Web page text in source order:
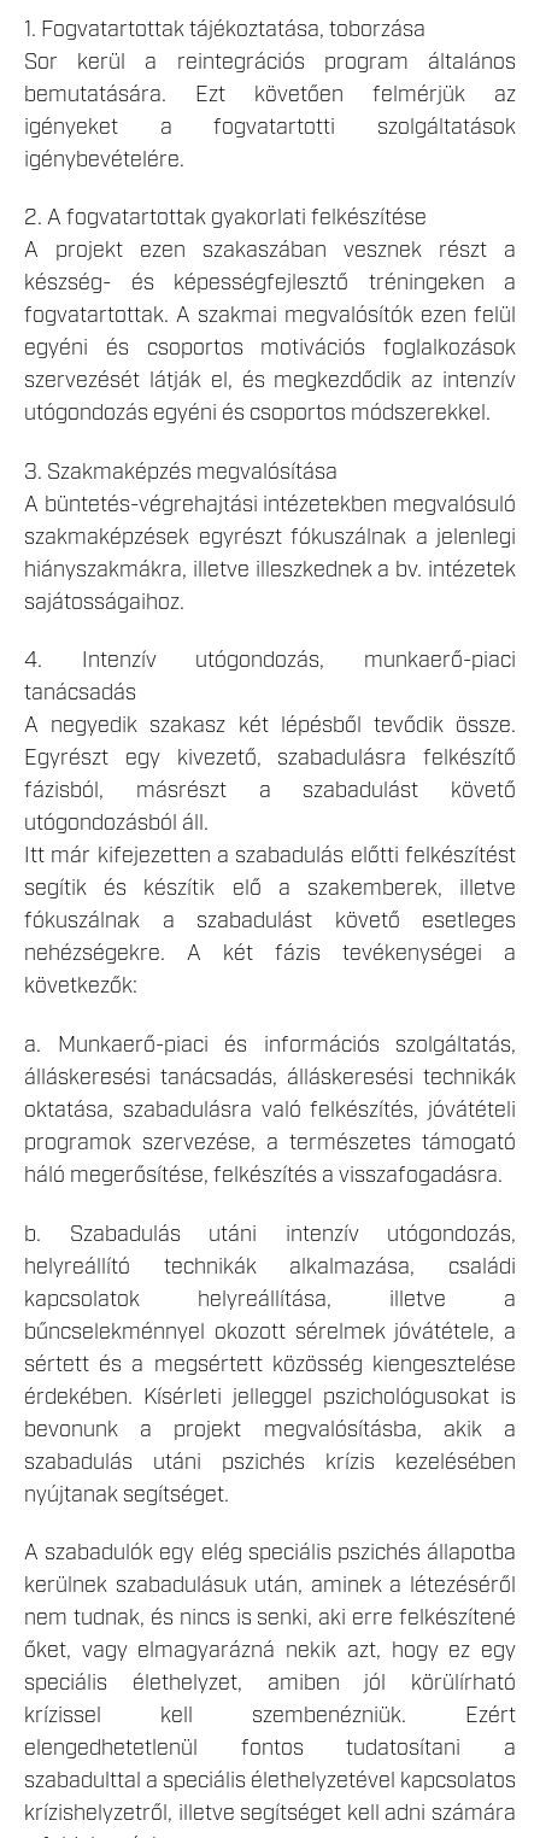
1. Fogvatartottak tájékoztatása, toborzása
Sor kerül a reintegrációs program általános
bemutatására. Ezt követően felmérjük az
igényeket a fogvatartotti szolgáltatások
igénybevételére.
2. A fogvatartottak gyakorlati felkészítése
A projekt ezen szakaszában vesznek részt a
készség- és képességfejlesztő tréningeken a
fogvatartottak. A szakmai megvalósítók ezen felül
egyéni és csoportos motivációs foglalkozások
szervezését látják el, és megkezdődik az intenzív
utógondozás egyéni és csoportos módszerekkel.
3. Szakmaképzés megvalósítása
A büntetés-végrehajtási intézetekben megvalósuló
szakmaképzések egyrészt fókuszálnak a jelenlegi
hiányszakmákra, illetve illeszkednek a bv. intézetek
sajátosságaihoz.
4. Intenzív utógondozás, munkaerő-piaci
tanácsadás
A negyedik szakasz két lépésből tevődik össze.
Egyrészt egy kivezető, szabadulásra felkészítő
fázisból, másrészt a szabadulást követő
utógondozásból áll.
Itt már kifejezetten a szabadulás előtti felkészítést
segítik és készítik elő a szakemberek, illetve
fókuszálnak a szabadulást követő esetleges
nehézségekre. A két fázis tevékenységei a
következők:
a. Munkaerő-piaci és információs szolgáltatás,
álláskeresési tanácsadás, álláskeresési technikák
oktatása, szabadulásra való felkészítés, jóvátételi
programok szervezése, a természetes támogató
háló megerősítése, felkészítés a visszafogadásra.
b. Szabadulás utáni intenzív utógondozás,
helyreállító technikák alkalmazása, családi
kapcsolatok helyreállítása, illetve a
bűncselekménnyel okozott sérelmek jóvátétele, a
sértett és a megsértett közösség kiengesztelése
érdekében. Kísérleti jelleggel pszichológusokat is
bevonunk a projekt megvalósításba, akik a
szabadulás utáni pszichés krízis kezelésében
nyújtanak segítséget.
A szabadulók egy elég speciális pszichés állapotba
kerülnek szabadulásuk után, aminek a létezéséről
nem tudnak, és nincs is senki, aki erre felkészítené
őket, vagy elmagyarázná nekik azt, hogy ez egy
speciális élethelyzet, amiben jól körülírható
krízissel kell szembenézniük. Ezért
elengedhetetlenül fontos tudatosítani a
szabadulttal a speciális élethelyzetével kapcsolatos
krízishelyzetről, illetve segítséget kell adni számára